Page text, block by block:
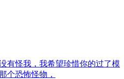
有怪我，我希望珍惜你的过了模
个恐怖怪物，